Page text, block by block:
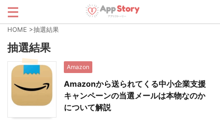
HOME >抽選結果
抽選結果
Amazon
Amazonから送られてくる中小企業支援
キャンペーンの当選メールは本物なのか
について解説